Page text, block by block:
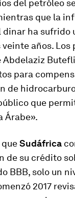
del petróleo
que la
dinar ha sufrido
años. Los
Abdelaziz
para
de
que
Árabe».
Sudáfrica
de su crédito
BBB, solo un
2017